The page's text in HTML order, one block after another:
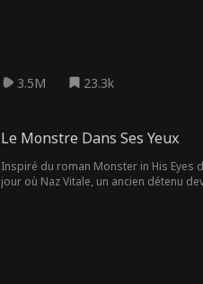
3.5M 23.3k
Le Monstre Dans Ses Yeux
Inspiré du roman Monster in His Eyes
jour où Naz Vitale, un ancien détenu